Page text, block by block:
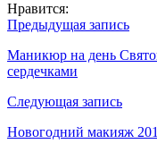
Нравится:
Навигация
по
записям
Предыдущая запись
Маникюр на день
сердечками
Следующая запись
Новогодний макияж